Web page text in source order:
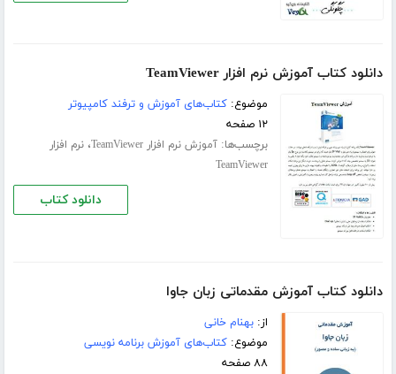
دانلود کتاب آموزش نرم افزار TeamViewer
موضوع:کتاب‌های آموزش و ترفند کامپیوتر
۱۲ صفحه
برچسب‌ها:آموزش نرم افزار TeamViewer ،نرم افزار
TeamViewer
دانلود کتاب
دانلود کتاب آموزش مقدماتی زبان جاوا
از:بهنام خانی
موضوع:کتاب‌های آموزش برنامه نویسی
۸۸ صفحه